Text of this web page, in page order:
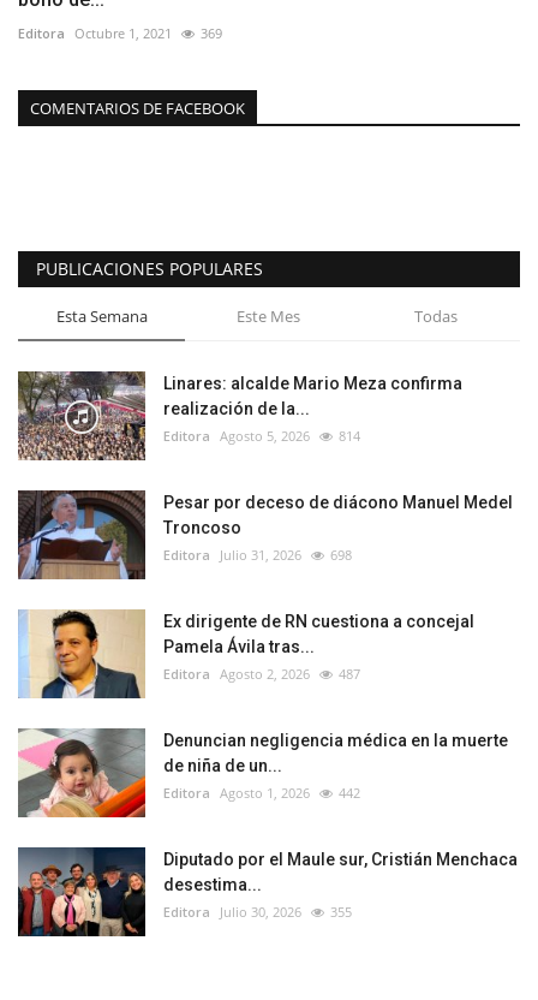
Editora Octubre 1, 2021 369
COMENTARIOS DE FACEBOOK
PUBLICACIONES POPULARES
Esta Semana Este Mes Todas
Linares: alcalde Mario Meza confirma
realización de la...
Editora Agosto 5, 2026 814
Pesar por deceso de diácono Manuel Medel
Troncoso
Editora Julio 31, 2026 698
Ex dirigente de RN cuestiona a concejal
Pamela Ávila tras...
Editora Agosto 2, 2026 487
Denuncian negligencia médica en la muerte
de niña de un...
Editora Agosto 1, 2026 442
Diputado por el Maule sur, Cristián Menchaca
desestima...
Editora Julio 30, 2026 355